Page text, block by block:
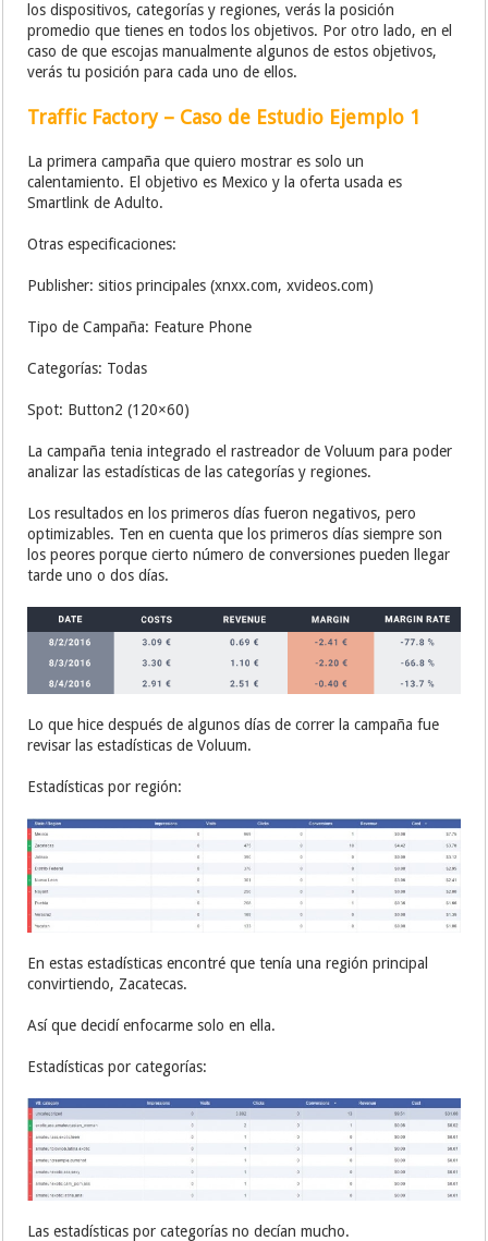
los dispositivos, categorías y regiones, verás la posición
promedio que tienes en todos los objetivos. Por otro lado, en el
caso de que escojas manualmente algunos de estos objetivos,
verás tu posición para cada uno de ellos.
Traffic Factory – Caso de Estudio Ejemplo 1
La primera campaña que quiero mostrar es solo un
calentamiento. El objetivo es Mexico y la oferta usada es
Smartlink de Adulto.
Otras especificaciones:
Publisher: sitios principales (xnxx.com, xvideos.com)
Tipo de Campaña: Feature Phone
Categorías: Todas
Spot: Button2 (120×60)
La campaña tenia integrado el rastreador de Voluum para poder
analizar las estadísticas de las categorías y regiones.
Los resultados en los primeros días fueron negativos, pero
optimizables. Ten en cuenta que los primeros días siempre son
los peores porque cierto número de conversiones pueden llegar
tarde uno o dos días.
Lo que hice después de algunos días de correr la campaña fue
revisar las estadísticas de Voluum.
Estadísticas por región:
En estas estadísticas encontré que tenía una región principal
convirtiendo, Zacatecas.
Así que decidí enfocarme solo en ella.
Estadísticas por categorías:
Las estadísticas por categorías no decían mucho.